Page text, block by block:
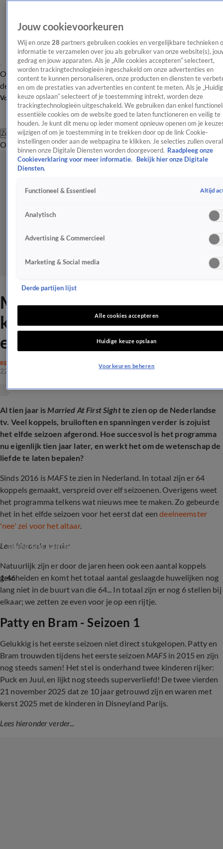
OverzichtAfleveringen Entertainment TV Algemeen
Tip
de redactieNieuwsbrief
Volg Shownieuws
Zoeken
OverzichtEntertainmentSpraakmakendRealityCrimeVideo's
MAFS 10 jaar op tv: deze
koppels zijn nog wél bij
elkaar
REALITY
22 mei 2026, 16:22
Al tien jaar isMarried At First Sightte zien op de Nederlandse
tv. Veel koppels, bruiloften en spanningen verder is zojuist
het elfde seizoen afgerond. Hoe succesvol is het programma
nu eigenlijk tien jaar later, en werkt het om de wetenschap de
liefde te laten bepalen?
Sinds 2016 is MAFSte zien in Nederland. In totaal zijn er 64
koppels gemaakt, verspreid over elf seizoenen. Overigens weet
het programma telkens wat nieuws mee te maken. Zo gebeurde
het in het elfde seizoen voor het eerst dat eendeelneemster
'nee' zei voor het altaar.
Lees hieronder verder.
1:46
over spraakmakend 'nee'-moment Sandra
Natuurlijk zijn er door de jaren heen ook een aantal koppels
gescheiden en komt het totaal aantal geslaagde huwelijken nog
lang niet in de buurt van die 64... In totaal zijn er nog 6 stellen bij
elkaar; we zetten ze even voor je op een rijtje.
Patty en Bram - Seizoen 1
Gelukkig is het eerste seizoen niet direct stukgelopen. Patty en
Bram trouwden tijdens het eerste seizoen MAFS in 2015 en zijn
nog steeds samen! Het stel is onderhand twee kinderen rijker:
Puck en Juul, en lijkt nog steeds superverliefd! De twee vierden
21 november 2025 dat ze 10 jaar getrouwd zijn en waren met
kerst 2025 met de kinderen in Disneyland Parijs.
Lees hieronder verder...
Jouw cookievoorkeuren
Wij en onze 28 partners gebruiken cookies en vergelijkbare technieken
informatie te verzamelen over jou als gebruiker van onze website(s),
gedrag en jouw apparaten. Als je „Alle cookies accepteren” selecteert,
worden trackingtechnologieën ingeschakeld om onze advertenties en
content te kunnen personaliseren, onze producten en diensten te
en om de prestaties van advertenties en content te meten. Als je
keuze opslaan” selecteert of je toestemming intrekt, worden deze
trackingtechnologieën uitgeschakeld. We gebruiken dan enkel
essentiële cookies om de website goed te laten functioneren en veilig te
houden. Je kunt dit menu op ieder moment opnieuw openen om je
wijzigen of om je toestemming in te trekken door op de link Cookie-
instellingen onder aan de webpagina te klikken. Je selecties zullen overal
binnen onze Digitale Diensten worden doorgevoerd. Raadpleeg onze
Cookieverklaring voor meer informatie.
Bekijk hier onze Digitale
Diensten.
Functioneel & Essentieel Altijd
Analytisch
Advertising & Commercieel
Marketing & Social media
Derde partijen lijst
Alle cookies accepteren
Huidige keuze opslaan
Voorkeuren beheren